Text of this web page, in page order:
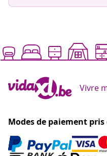
Vivre
Modes de paiement